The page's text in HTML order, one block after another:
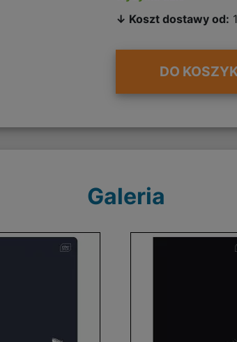
↓ Koszt dostawy od:
DO
Galeria